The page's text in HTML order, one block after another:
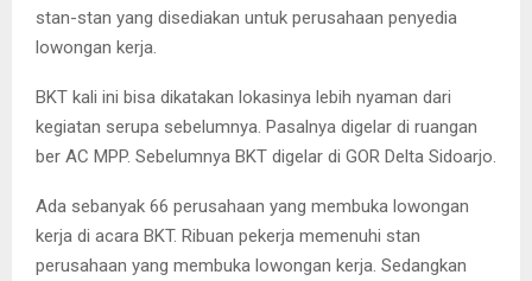
stan-stan yang disediakan untuk perusahaan penyedia
lowongan kerja.
BKT kali ini bisa dikatakan lokasinya lebih nyaman dari
kegiatan serupa sebelumnya. Pasalnya digelar di ruangan
ber AC MPP. Sebelumnya BKT digelar di GOR Delta Sidoarjo.
Ada sebanyak 66 perusahaan yang membuka lowongan
kerja di acara BKT. Ribuan pekerja memenuhi stan
perusahaan yang membuka lowongan kerja. Sedangkan